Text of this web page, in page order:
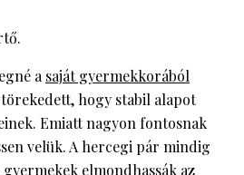
asaját gyermekkorából
hogy stabil alapot
Emiatt nagyon fontosnak
velük. A hercegi pár mindig
elmondhassák az